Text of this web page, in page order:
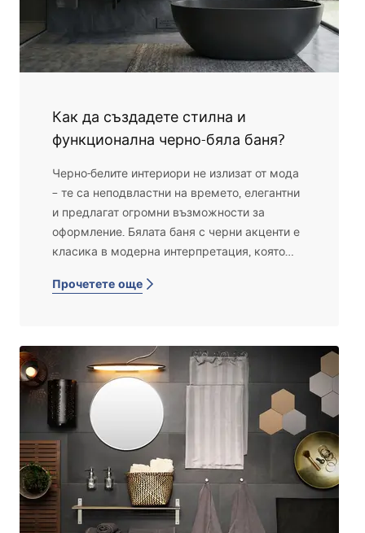
Как да създадете стилна и
функционална черно-бяла баня?
Черно-белите интериори не излизат от мода
– те са неподвластни на времето, елегантни
и предлагат огромни възможности за
оформление. Бялата баня с черни акценти е
класика в модерна интерпретация, която
функционалност. Ако търсите идея за
цветови дует е идеалното решение.
Подсказваме как да създадете хармонична
и впечатляваща баня, в която контрастът
играе водеща роля, но не натежава.
Прочетете още